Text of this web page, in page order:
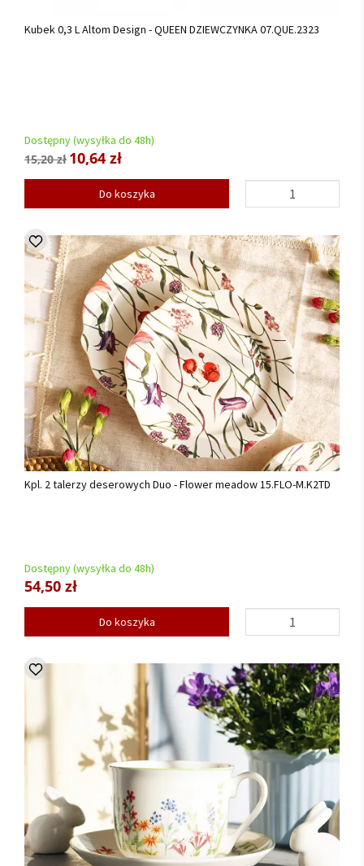
Kubek 0,3 L Altom Design - QUEEN DZIEWCZYNKA 07.QUE.2323
Dostępny (wysyłka do 48h)
15,20 zł 10,64 zł
Do koszyka
Kpl. 2 talerzy deserowych Duo - Flower meadow 15.FLO-M.K2TD
Dostępny (wysyłka do 48h)
54,50 zł
Do koszyka